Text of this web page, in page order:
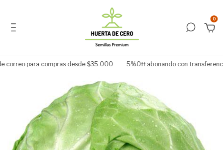
0
correo para compras desde $35.000 5%Off abonando con transferencia